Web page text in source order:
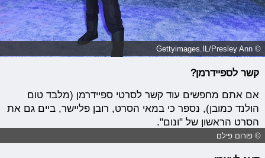
© Gettyimages.IL/Presley Ann
קשר לספיידרמן?
אם אתם מחפשים עוד קשר לסרטי ספיידרמן (מלבד טום
הולנד כמובן), נספר כי במאי הסרט, רובן פליישר, ביים גם את
הסרט הראשון של "ונום".
© פורום פילם